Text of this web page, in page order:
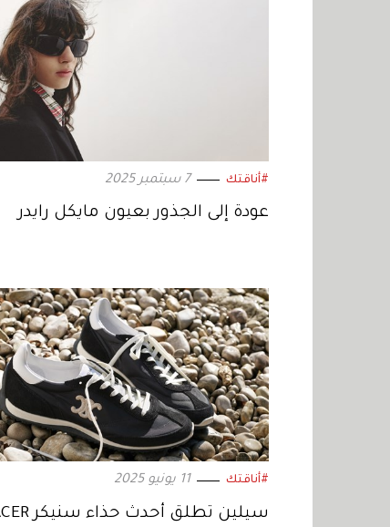
#أناقتك 7 سبتمبر 2025
عودة إلى الجذور بعيون مايكل رايدر
#أناقتك 11 يونيو 2025